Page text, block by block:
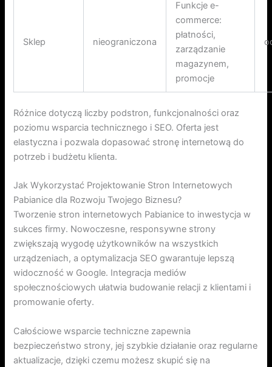
Sklep nieograniczona
Funkcje e-
commerce:
płatności,
zarządzanie
magazynem,
promocje
Różnice dotyczą liczby podstron, funkcjonalności oraz
poziomu wsparcia technicznego i SEO. Oferta jest
elastyczna i pozwala dopasować stronę internetową do
potrzeb i budżetu klienta.
Jak Wykorzystać Projektowanie Stron Internetowych
Pabianice dla Rozwoju Twojego Biznesu?
Tworzenie stron internetowych Pabianice to inwestycja w
sukces firmy. Nowoczesne, responsywne strony
zwiększają wygodę użytkowników na wszystkich
urządzeniach, a optymalizacja SEO gwarantuje lepszą
widoczność w Google. Integracja mediów
społecznościowych ułatwia budowanie relacji z klientami i
promowanie oferty.
Całościowe wsparcie techniczne zapewnia
bezpieczeństwo strony, jej szybkie działanie oraz regularne
aktualizacje, dzięki czemu możesz skupić się na